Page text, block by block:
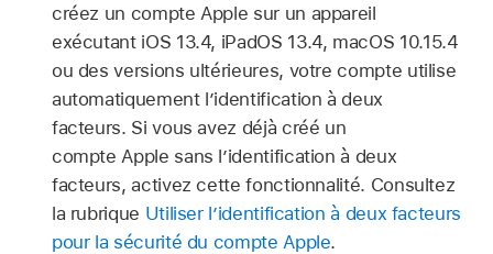
créez un compte Apple sur un appareil
exécutant iOS 13.4, iPadOS 13.4, macOS 10.15.4
ou des versions ultérieures, votre compte utilise
automatiquement l’identification à deux
facteurs. Si vous avez déjà créé un
compte Apple sans l’identification à deux
facteurs, activez cette fonctionnalité. Consultez
la rubrique Utiliser l’identification à deux facteurs
pour la sécurité du compte Apple.